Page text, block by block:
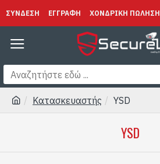
ΣΥΝΔΕΣΗ ΕΓΓΡΑΦΗ ΧΟΝΔΡΙΚΗ ΠΩΛΗΣΗ
Κατασκευαστής YSD
YSD